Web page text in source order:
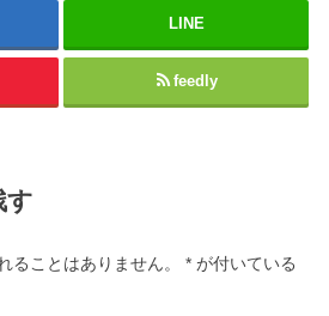
LINE
feedly
す
ることはありません。 * が付いている